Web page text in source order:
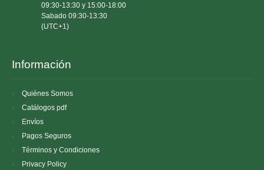
09:30-13:30 y 15:00-18:00
Sabado 09:30-13:30
(UTC+1)
Información
Quiénes Somos
Catálogos pdf
Envíos
Pagos Seguros
Términos y Condiciones
Privacy Policy